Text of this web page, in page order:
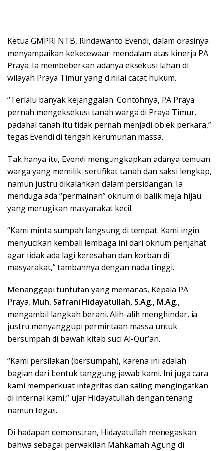
Ketua GMPRI NTB, Rindawanto Evendi, dalam orasinya
menyampaikan kekecewaan mendalam atas kinerja PA
Praya. Ia membeberkan adanya eksekusi lahan di
wilayah Praya Timur yang dinilai cacat hukum.
“Terlalu banyak kejanggalan. Contohnya, PA Praya
pernah mengeksekusi tanah warga di Praya Timur,
padahal tanah itu tidak pernah menjadi objek perkara,”
tegas Evendi di tengah kerumunan massa.
Tak hanya itu, Evendi mengungkapkan adanya temuan
warga yang memiliki sertifikat tanah dan saksi lengkap,
namun justru dikalahkan dalam persidangan. Ia
menduga ada “permainan” oknum di balik meja hijau
yang merugikan masyarakat kecil.
“Kami minta sumpah langsung di tempat. Kami ingin
menyucikan kembali lembaga ini dari oknum penjahat
agar tidak ada lagi keresahan dan korban di
masyarakat,” tambahnya dengan nada tinggi.
Menanggapi tuntutan yang memanas, Kepala PA
Praya, Muh. Safrani Hidayatullah, S.Ag., M.Ag.,
mengambil langkah berani. Alih-alih menghindar, ia
justru menyanggupi permintaan massa untuk
bersumpah di bawah kitab suci Al-Qur’an.
“Kami persilakan (bersumpah), karena ini adalah
bagian dari bentuk tanggung jawab kami. Ini juga cara
kami memperkuat integritas dan saling mengingatkan
di internal kami,” ujar Hidayatullah dengan tenang
namun tegas.
Di hadapan demonstran, Hidayatullah menegaskan
bahwa sebagai perwakilan Mahkamah Agung di